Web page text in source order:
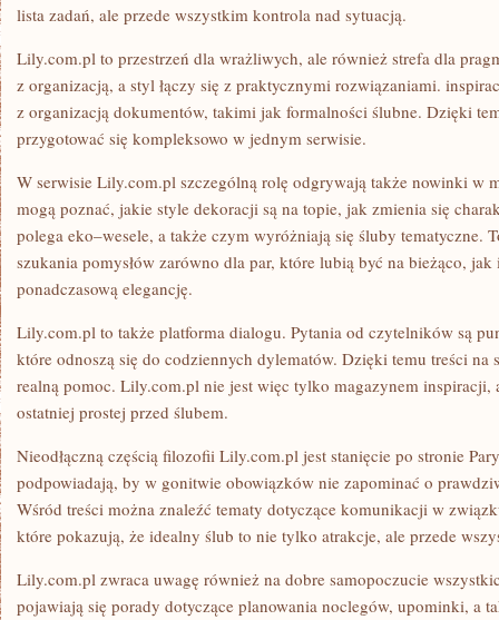
lista zadań, ale przede wszystkim kontrola nad sytuacją.
Lily.com.pl to przestrzeń dla wrażliwych, ale również strefa dla
z organizacją, a styl łączy się z praktycznymi rozwiązaniami.
z organizacją dokumentów, takimi jak formalności ślubne. Dzięki
przygotować się kompleksowo w jednym serwisie.
W serwisie Lily.com.pl szczególną rolę odgrywają także nowinki w
mogą poznać, jakie style dekoracji są na topie, jak zmienia się
polega eko–wesele, a także czym wyróżniają się śluby tematyczne.
szukania pomysłów zarówno dla par, które lubią być na bieżąco,
ponadczasową elegancję.
Lily.com.pl to także platforma dialogu. Pytania od czytelników są
które odnoszą się do codziennych dylematów. Dzięki temu treści na
realną pomoc. Lily.com.pl nie jest więc tylko magazynem inspiracji,
ostatniej prostej przed ślubem.
Nieodłączną częścią filozofii Lily.com.pl jest stanięcie po stronie
podpowiadają, by w gonitwie obowiązków nie zapominać o
Wśród treści można znaleźć tematy dotyczące komunikacji w
które pokazują, że idealny ślub to nie tylko atrakcje, ale przede
Lily.com.pl zwraca uwagę również na dobre samopoczucie
pojawiają się porady dotyczące planowania noclegów, upominki, a